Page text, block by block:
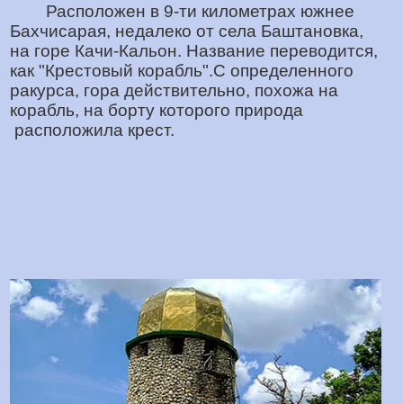
Расположен в 9-ти километрах южнее
Бахчисарая, недалеко от села Баштановка,
на горе Качи-Кальон. Название переводится,
как "Крестовый корабль".С определенного
ракурса, гора действительно, похожа на
корабль, на борту которого природа
расположила крест.